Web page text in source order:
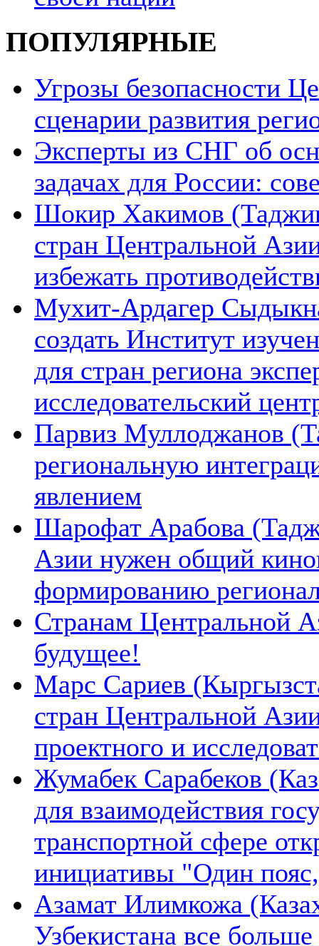
ПОПУЛЯРНЫЕ
Угрозы безопасности
сценарии развития
Эксперты из СНГ об
задачах для России:
Шокир Хакимов
стран Центральной
избежать
Мухит-Ардагер
создать Институт
для стран региона
исследовательский
Парвиз Муллоджанов
региональную
явлением
Шарофат Арабова
Азии нужен общий
формированию
Странам Центральной
будущее!
Марс Сариев
стран Центральной
проектного и
Жумабек Сарабеков
для взаимодействия
транспортной сфере
инициативы "Один
Азамат Илимкожа
Узбекистана все